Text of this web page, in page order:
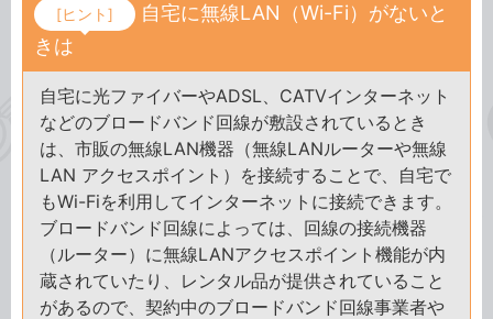
[ヒント]
自宅に無線LAN（Wi-Fi）がないと
きは
自宅に光ファイバーやADSL、CATVインターネット
などのブロードバンド回線が敷設されているとき
は、市販の無線LAN機器（無線LANルーターや無線
LAN アクセスポイント）を接続することで、自宅で
もWi-Fiを利用してインターネットに接続できます。
ブロードバンド回線によっては、回線の接続機器
（ルーター）に無線LANアクセスポイント機能が内
蔵されていたり、レンタル品が提供されていること
があるので、契約中のブロードバンド回線事業者や